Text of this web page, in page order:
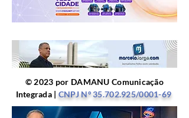
© 2023 por DAMANU Comunicação
Integrada | CNPJ Nº35.702.925/0001-69